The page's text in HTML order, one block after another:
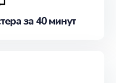
за 40 минут